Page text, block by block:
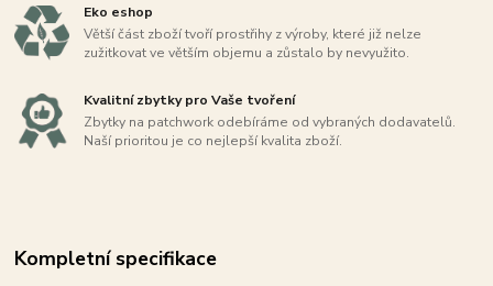
Eko eshop
Větší část zboží tvoří prostřihy z výroby, které již nelze
zužitkovat ve větším objemu a zůstalo by nevyužito.
Kvalitní zbytky pro Vaše tvoření
Zbytky na patchwork odebíráme od vybraných dodavatelů.
Naší prioritou je co nejlepší kvalita zboží.
Kompletní specifikace